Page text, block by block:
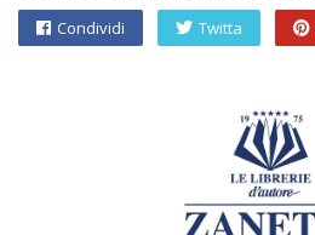
Condividi Twitta